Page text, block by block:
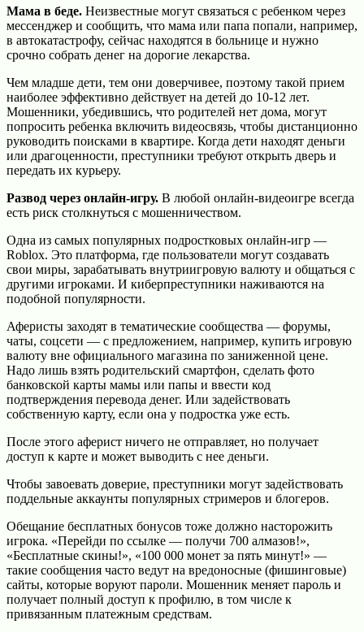
Мама в беде. Неизвестные могут связаться с ребенком через
мессенджер и сообщить, что мама или папа попали, например,
в автокатастрофу, сейчас находятся в больнице и нужно
срочно собрать денег на дорогие лекарства.
Чем младше дети, тем они доверчивее, поэтому такой прием
наиболее эффективно действует на детей до 10-12 лет.
Мошенники, убедившись, что родителей нет дома, могут
попросить ребенка включить видеосвязь, чтобы дистанционно
руководить поисками в квартире. Когда дети находят деньги
или драгоценности, преступники требуют открыть дверь и
передать их курьеру.
Развод через онлайн-игру. В любой онлайн-видеоигре всегда
есть риск столкнуться с мошенничеством.
Одна из самых популярных подростковых онлайн-игр —
Roblox. Это платформа, где пользователи могут создавать
свои миры, зарабатывать внутриигровую валюту и общаться с
другими игроками. И киберпреступники наживаются на
подобной популярности.
Аферисты заходят в тематические сообщества — форумы,
чаты, соцсети — с предложением, например, купить игровую
валюту вне официального магазина по заниженной цене.
Надо лишь взять родительский смартфон, сделать фото
банковской карты мамы или папы и ввести код
подтверждения перевода денег. Или задействовать
собственную карту, если она у подростка уже есть.
После этого аферист ничего не отправляет, но получает
доступ к карте и может выводить с нее деньги.
Чтобы завоевать доверие, преступники могут задействовать
поддельные аккаунты популярных стримеров и блогеров.
Обещание бесплатных бонусов тоже должно насторожить
игрока. «Перейди по ссылке — получи 700 алмазов!»,
«Бесплатные скины!», «100 000 монет за пять минут!» —
такие сообщения часто ведут на вредоносные (фишинговые)
сайты, которые воруют пароли. Мошенник меняет пароль и
получает полный доступ к профилю, в том числе к
привязанным платежным средствам.